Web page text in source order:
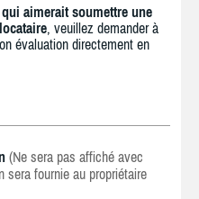
aimerait soumettre une
, veuillez demander à
évaluation directement en
(Ne sera pas affiché avec
sera fournie au propriétaire